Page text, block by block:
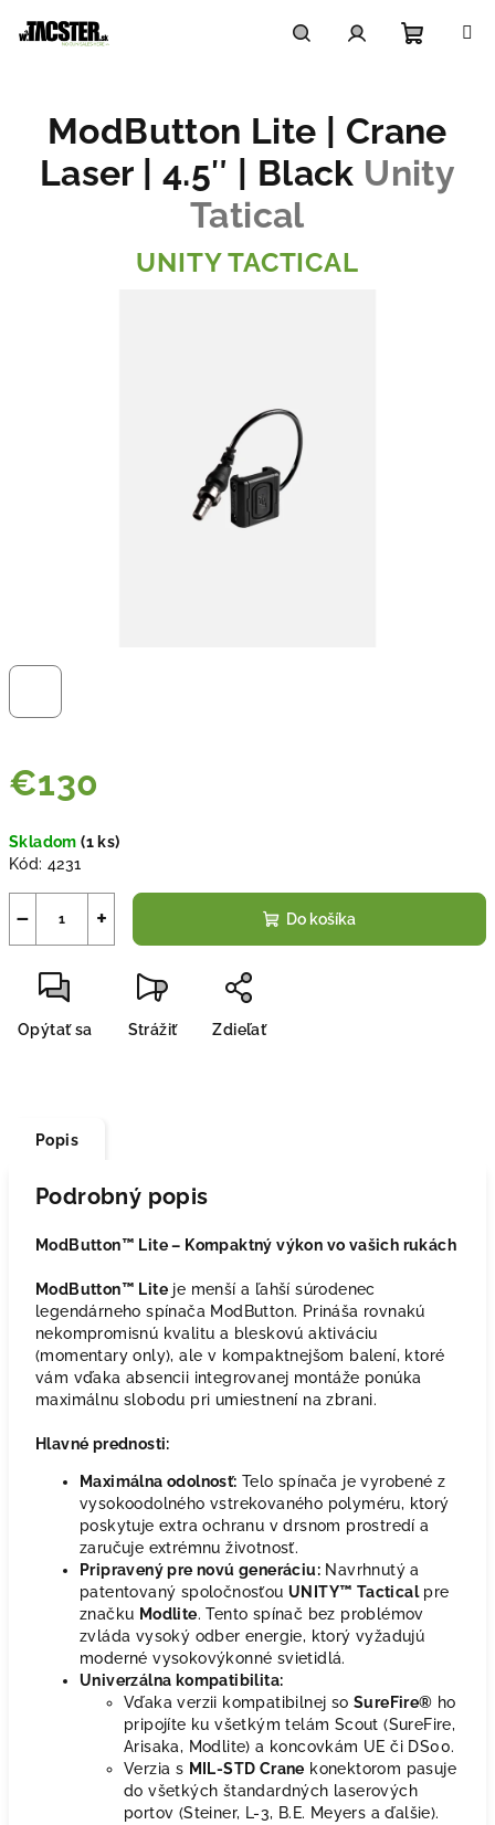
košík
€130
cena:
Skladom(1 ks)
Kód: 4231
+
− Do košíka
Opýtať sa Strážiť Zdieľať
ModButton Lite | Crane
Laser | 4.5″ | Black Unity
Tatical
UNITY TACTICAL
Popis
Podrobný popis
ModButton™ Lite – Kompaktný výkon vo vašich rukách
ModButton™ Lite je menší a ľahší súrodenec
legendárneho spínača ModButton. Prináša rovnakú
nekompromisnú kvalitu a bleskovú aktiváciu
(momentary only), ale v kompaktnejšom balení, ktoré
vám vďaka absencii integrovanej montáže ponúka
maximálnu slobodu pri umiestnení na zbrani.
Hlavné prednosti:
Maximálna odolnosť: Telo spínača je vyrobené z
vysokoodolného vstrekovaného polyméru, ktorý
poskytuje extra ochranu v drsnom prostredí a
zaručuje extrémnu životnosť.
Pripravený pre novú generáciu: Navrhnutý a
patentovaný spoločnosťou UNITY™ Tactical pre
značku Modlite. Tento spínač bez problémov
zvláda vysoký odber energie, ktorý vyžadujú
moderné vysokovýkonné svietidlá.
Univerzálna kompatibilita:
Vďaka verzii kompatibilnej so SureFire® ho
pripojíte ku všetkým telám Scout (SureFire,
Arisaka, Modlite) a koncovkám UE či DS00.
Verzia s MIL-STD Crane konektorom pasuje
do všetkých štandardných laserových
portov (Steiner, L-3, B.E. Meyers a ďalšie).